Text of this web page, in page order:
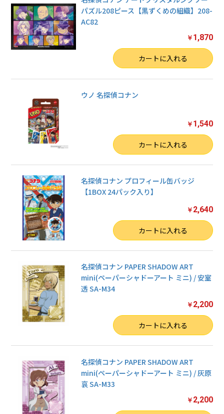
パズル208ピース【黒ずくめの組織】208-
AC82
￥ 1,870
カートに入れる
ウノ 名探偵コナン
￥ 1,540
カートに入れる
名探偵コナン プロフィール缶バッジ
【1BOX 24パック入り】
￥ 2,640
カートに入れる
名探偵コナン PAPER SHADOW ART
mini(ペーパーシャドーアート ミニ) / 安室
透 SA-M34
￥ 2,200
カートに入れる
名探偵コナン PAPER SHADOW ART
mini(ペーパーシャドーアート ミニ) / 灰原
哀 SA-M33
￥ 2,200